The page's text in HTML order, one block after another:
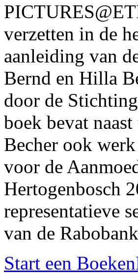
verzetten in de
aanleiding van
Bernd en Hilla
door de
boek bevat
Becher ook
voor de
Hertogenbosch
representatieve
van de
Start een